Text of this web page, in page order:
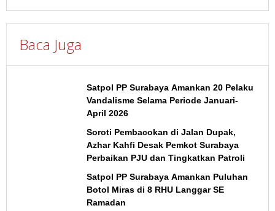
Baca Juga
Satpol PP Surabaya Amankan 20 Pelaku
Vandalisme Selama Periode Januari-
April 2026
Soroti Pembacokan di Jalan Dupak,
Azhar Kahfi Desak Pemkot Surabaya
Perbaikan PJU dan Tingkatkan Patroli
Satpol PP Surabaya Amankan Puluhan
Botol Miras di 8 RHU Langgar SE
Ramadan